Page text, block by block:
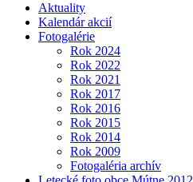
Aktuality
Kalendár akcií
Fotogalérie
Rok 2024
Rok 2022
Rok 2021
Rok 2017
Rok 2016
Rok 2015
Rok 2014
Rok 2009
Fotogaléria archív